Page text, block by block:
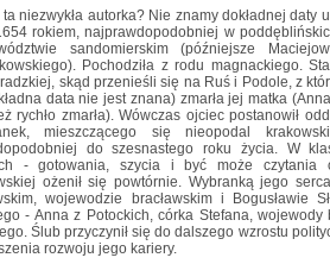
ta niezwykła autorka? Nie znamy dokładnej
rokiem, najprawdopodobniej w
sandomierskim (późniejsze
Pochodziła z rodu magnackiego.
skąd przenieśli się na Ruś i Podole, z
data nie jest znana) zmarła jej matka
rychło zmarła). Wówczas ojciec postanowił
mieszczącego się nieopodal
do szesnastego roku życia. W
- gotowania, szycia i być może czytania
ożenił się powtórnie. Wybranką jego
wojewodzie bracławskim i Bogusławie
- Anna z Potockich, córka Stefana,
Ślub przyczynił się do dalszego wzrostu
rozwoju jego kariery.